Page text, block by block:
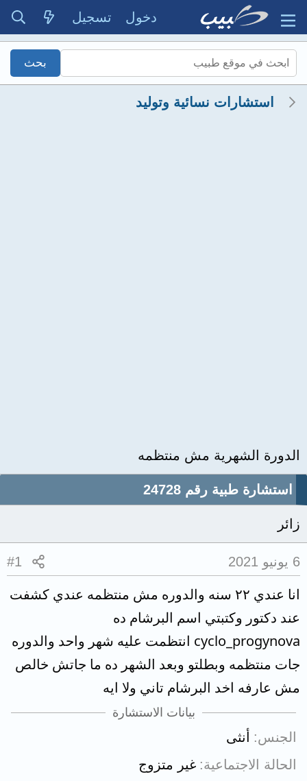
دخول تسجيل
استشارات نسائية وتوليد
الدورة الشهرية مش منتظمه
استشارة طبية رقم 24728
زائر
6 يونيو 2021 #1
انا عندي ٢٢ سنه والدوره مش منتظمه عندي كشفت
عند دكتور وكتبتي اسم البرشام ده
cyclo_progynova انتظمت عليه شهر واحد والدوره
جات منتظمه وبطلتو وبعد الشهر ده ما جاتش خالص
مش عارفه اخد البرشام تاني ولا ايه
بيانات الاستشارة
الجنس
أنثى
الحالة الاجتماعية غير متزوج